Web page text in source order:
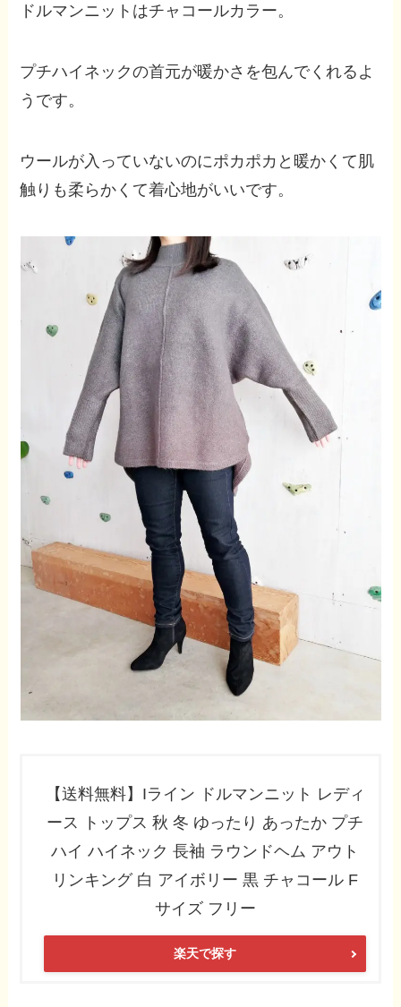
ドルマンニットはチャコールカラー。
プチハイネックの首元が暖かさを包んでくれるよ
うです。
ウールが入っていないのにポカポカと暖かくて肌
触りも柔らかくて着心地がいいです。
【送料無料】Iライン ドルマンニット レディ
ース トップス 秋 冬 ゆったり あったか プチ
ハイ ハイネック 長袖 ラウンドヘム アウト
リンキング 白 アイボリー 黒 チャコール F
サイズ フリー
楽天で探す